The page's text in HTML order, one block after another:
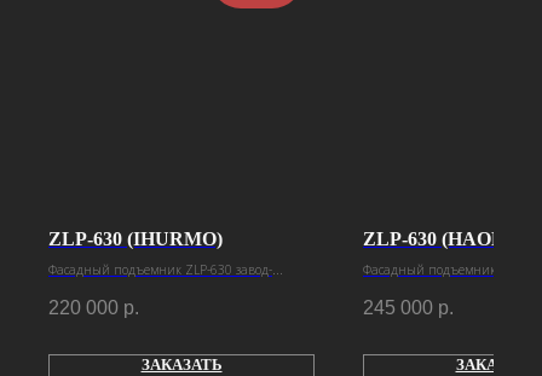
ZLP-630 (IHURMO)
Фасадный подъемник ZLP-630 завод-
220 000 р.
ЗАКАЗАТЬ
ZLP-630 (HAOKE)
Фасадный подъемник ZLP-
245 000 р.
ЗАКАЗАТЬ